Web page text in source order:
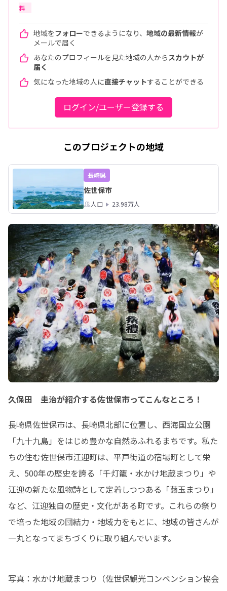
料
地域をフォローできるようになり、 地域の最新情報が
メールで届く
あなたのプロフィールを見た地域の人から スカウトが
届く
気になった地域の人に直接チャットすることができる
ログイン/ユーザー登録する
このプロジェクトの地域
長崎県
佐世保市
人口 23.98万人
久保田 圭治が紹介する佐世保市ってこんなところ！
長崎県佐世保市は、長崎県北部に位置し、西海国立公園
「九十九島」をはじめ豊かな自然あふれるまちです。私た
ちの住む佐世保市江迎町は、平戸街道の宿場町として栄
え、500年の歴史を誇る「千灯籠・水かけ地蔵まつり」や
江迎の新たな風物詩として定着しつつある「繭玉まつり」
など、江迎独自の歴史・文化がある町です。これらの祭り
で培った地域の団結力・地域力をもとに、地域の皆さんが
一丸となってまちづくりに取り組んでいます。
写真：水かけ地蔵まつり（佐世保観光コンベンション協会